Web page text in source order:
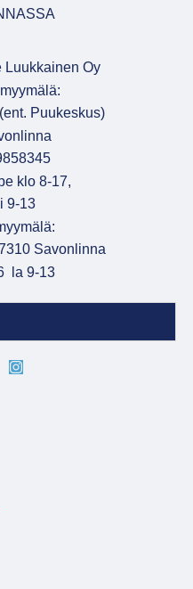
Luukkainen Oy
Puukeskus)
klo 8-17,
9-13
Savonlinna
la 9-13